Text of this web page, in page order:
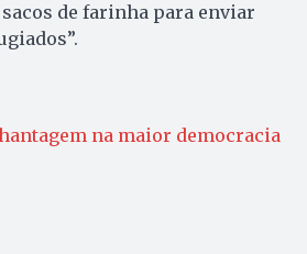
de farinha para enviar
na maior democracia